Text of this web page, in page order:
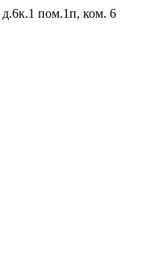
пом.1п, ком. 6